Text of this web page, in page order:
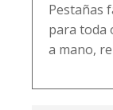
Pestañas
para toda
a mano,